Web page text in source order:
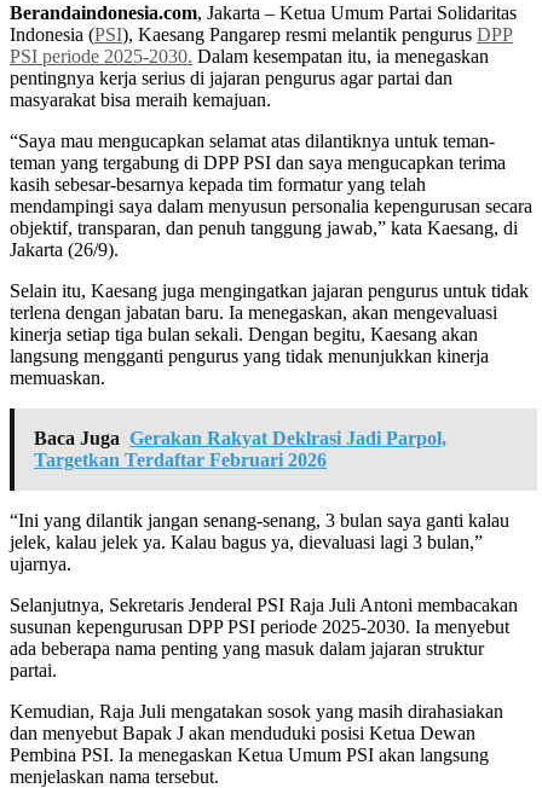
Berandaindonesia.com, Jakarta – Ketua Umum Partai Solidaritas
Indonesia (PSI), Kaesang Pangarep resmi melantik pengurus DPP
PSI periode 2025-2030. Dalam kesempatan itu, ia menegaskan
pentingnya kerja serius di jajaran pengurus agar partai dan
masyarakat bisa meraih kemajuan.
“Saya mau mengucapkan selamat atas dilantiknya untuk teman-
teman yang tergabung di DPP PSI dan saya mengucapkan terima
kasih sebesar-besarnya kepada tim formatur yang telah
mendampingi saya dalam menyusun personalia kepengurusan secara
objektif, transparan, dan penuh tanggung jawab,” kata Kaesang, di
Jakarta (26/9).
Selain itu, Kaesang juga mengingatkan jajaran pengurus untuk tidak
terlena dengan jabatan baru. Ia menegaskan, akan mengevaluasi
kinerja setiap tiga bulan sekali. Dengan begitu, Kaesang akan
langsung mengganti pengurus yang tidak menunjukkan kinerja
memuaskan.
Baca Juga Gerakan Rakyat Deklrasi Jadi Parpol,
Targetkan Terdaftar Februari 2026
“Ini yang dilantik jangan senang-senang, 3 bulan saya ganti kalau
jelek, kalau jelek ya. Kalau bagus ya, dievaluasi lagi 3 bulan,”
ujarnya.
Selanjutnya, Sekretaris Jenderal PSI Raja Juli Antoni membacakan
susunan kepengurusan DPP PSI periode 2025-2030. Ia menyebut
ada beberapa nama penting yang masuk dalam jajaran struktur
partai.
Kemudian, Raja Juli mengatakan sosok yang masih dirahasiakan
dan menyebut Bapak J akan menduduki posisi Ketua Dewan
Pembina PSI. Ia menegaskan Ketua Umum PSI akan langsung
menjelaskan nama tersebut.